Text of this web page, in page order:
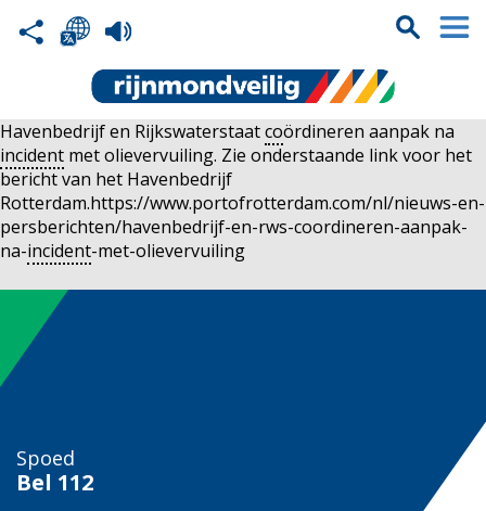
Havenbedrijf en Rijkswaterstaatcoördineren aanpak na
incident met olievervuiling. Zie onderstaande link voor het
bericht van het Havenbedrijf
Rotterdam.https://www.portofrotterdam.com/nl/nieuws-en-
persberichten/havenbedrijf-en-rws-coordineren-aanpak-
na-incident-met-olievervuiling
Spoed
Bel 112